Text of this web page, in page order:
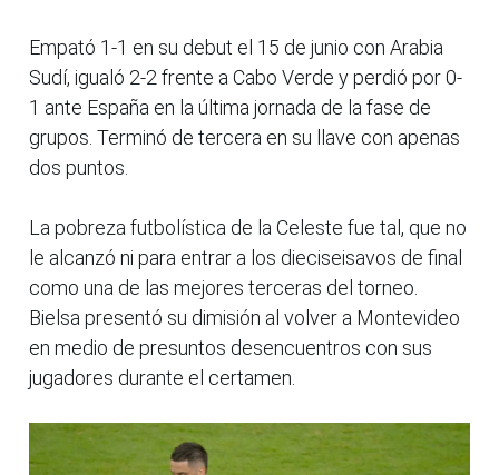
Empató 1-1 en su debut el 15 de junio con Arabia
Sudí, igualó 2-2 frente a Cabo Verde y perdió por 0-
1 ante España en la última jornada de la fase de
grupos. Terminó de tercera en su llave con apenas
dos puntos.
La pobreza futbolística de la Celeste fue tal, que no
le alcanzó ni para entrar a los dieciseisavos de final
como una de las mejores terceras del torneo.
Bielsa presentó su dimisión al volver a Montevideo
en medio de presuntos desencuentros con sus
jugadores durante el certamen.